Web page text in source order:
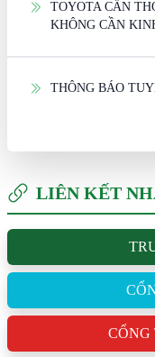
TOYOTA CẦN
KHÔNG CẦN
THÔNG BÁO
LIÊN KẾT
CỔNG